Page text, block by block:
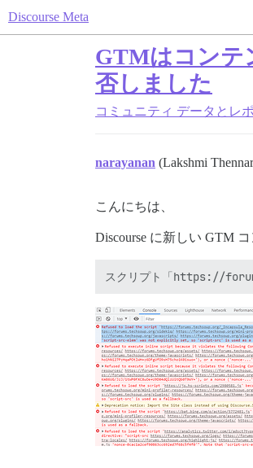
Discourse Meta
GTMはコンテ
否しました
コミュニティ データとレ
narayanan (Lakshmi
こんにちは、
Discourse に新しい GTM